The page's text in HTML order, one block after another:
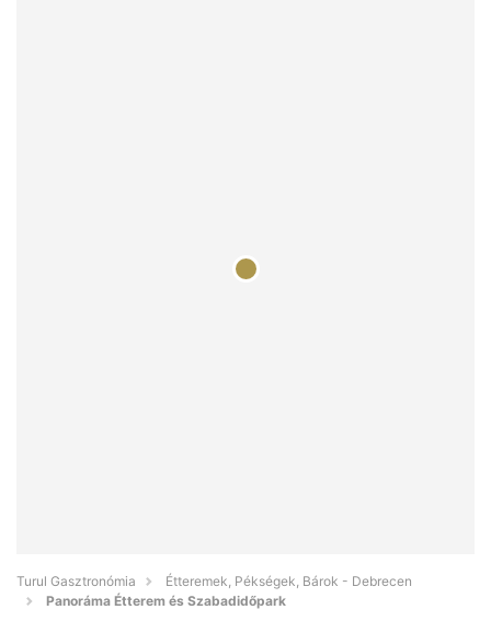
Turul Gasztronómia
Étteremek, Pékségek, Bárok - Debrecen
Panoráma Étterem és Szabadidőpark